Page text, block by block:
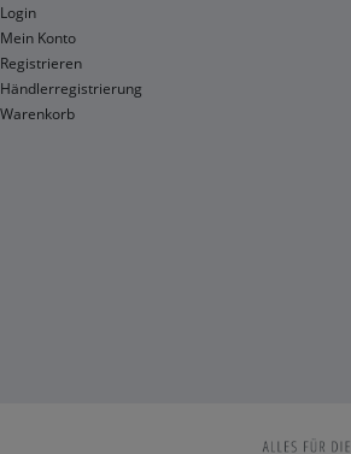
Login
Mein Konto
Registrieren
Händlerregistrierung
Warenkorb